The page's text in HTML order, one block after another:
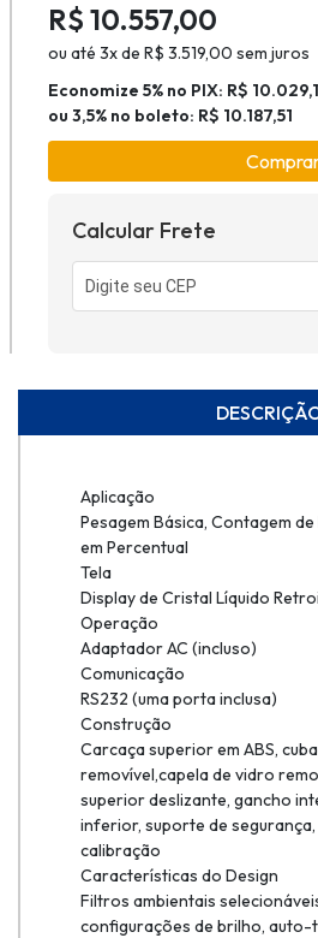
R$ 10.557,00
ou até 3x de R$ 3.519,00 sem juros
Economize 5% no PIX: R$
ou 3,5% no boleto: R$ 10.187,51
Calcular Frete
Aplicação
Pesagem Básica, Contagem de
em Percentual
Tela
Display de Cristal Líquido
Operação
Adaptador AC (incluso)
Comunicação
RS232 (uma porta inclusa)
Construção
Carcaça superior em ABS,
removível,capela de vidro
superior deslizante, gancho
inferior, suporte de
calibração
Características do Design
Filtros ambientais
configurações de brilho, auto-